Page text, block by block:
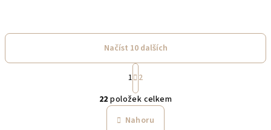
O
v
l
Načíst 10 dalších
S
t
r
á
n
k
1 2
22 položek celkem
Nahoru